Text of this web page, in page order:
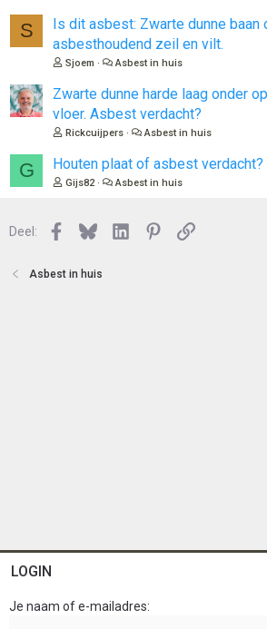
S
Is dit asbest: Zwarte dunne baan
asbesthoudend zeil en vilt.
Sjoem Asbest in huis
Zwarte dunne harde laag onder
vloer. Asbest verdacht?
Rickcuijpers Asbest in huis
G Houten plaat of asbest verdacht?
Gijs82 Asbest in huis
Deel: Facebook
BlueskyLinkedInPinterest
Link
Asbest in huis
LOGIN
Je naam of e-mailadres